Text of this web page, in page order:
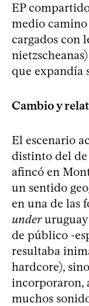
EP
medio camino
cargados con
que expandía
Cambio y
El escenario
distinto del de
afincó en
un sentido
en una de las
under
de público -
resultaba
hardcore),
incorporaron,
muchos